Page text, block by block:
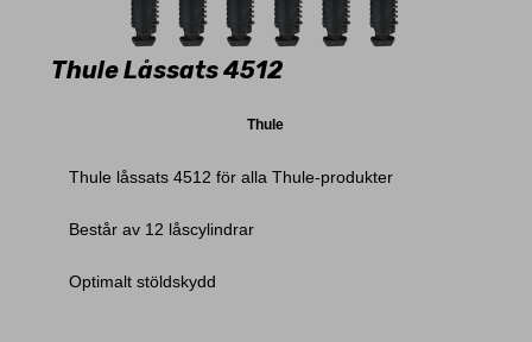
Thule Låssats 4512
Thule
Thule låssats 4512 för alla Thule-produkter
Består av 12 låscylindrar
Optimalt stöldskydd